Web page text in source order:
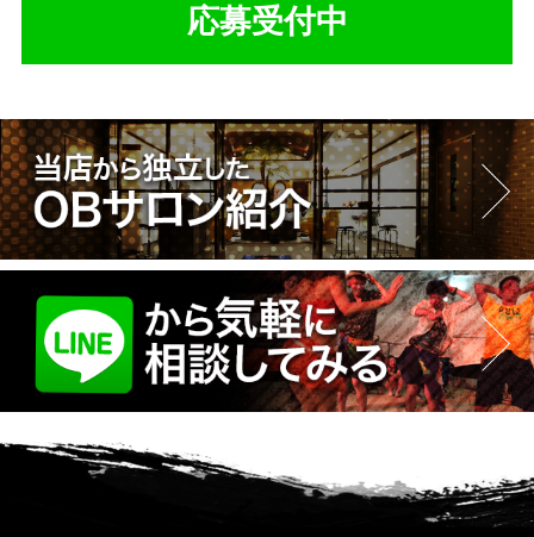
応募受付中